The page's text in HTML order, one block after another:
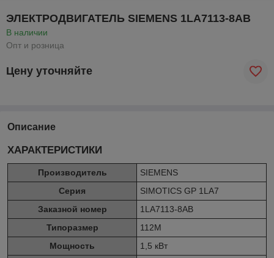
ЭЛЕКТРОДВИГАТЕЛЬ SIEMENS 1LA7113-8AB
В наличии
Опт и розница
Цену уточняйте
Описание
ХАРАКТЕРИСТИКИ
Производитель
SIEMENS
Серия
SIMOTICS GP 1LA7
Заказной номер
1LA7113-8AB
Типоразмер
112M
Мощность
1,5 кВт